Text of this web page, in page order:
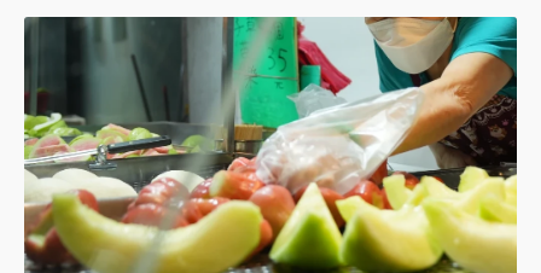
灣會員出國就沒優惠，現在去其他有Uber One的國
家，也能享有當地的搭車15%回饋和0元外送費。